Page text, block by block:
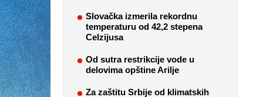
Slovačka izmerila rekordnu
temperaturu od 42,2 stepena
Celzijusa
Od sutra restrikcije vode u
delovima opštine Arilje
Za zaštitu Srbije od klimatskih